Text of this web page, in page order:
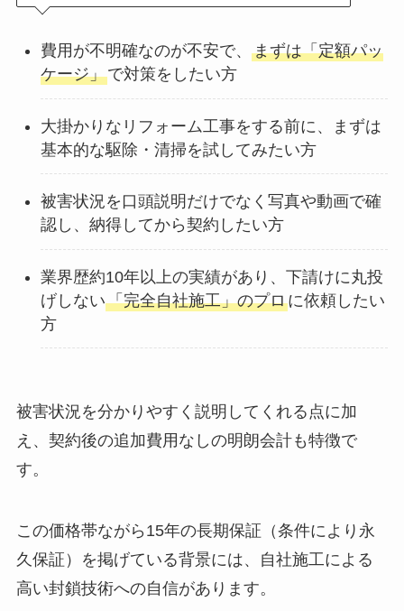
費用が不明確なのが不安で、 まずは「定額パッ
ケージ」で対策をしたい方
大掛かりなリフォーム工事をする前に、まずは
基本的な駆除・清掃を試してみたい方
被害状況を口頭説明だけでなく写真や動画で確
認し、納得してから契約したい方
業界歴約10年以上の実績があり、下請けに丸投
げしない「完全自社施工」のプロに依頼したい
方
被害状況を分かりやすく説明してくれる点に加
え、契約後の追加費用なしの明朗会計も特徴で
す。
この価格帯ながら15年の長期保証（条件により永
久保証）を掲げている背景には、自社施工による
高い封鎖技術への自信があります。